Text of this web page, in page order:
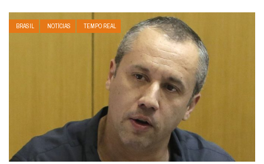
BRASIL NOTÍCIAS TEMPO REAL